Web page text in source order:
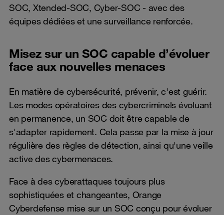
SOC, Xtended-SOC, Cyber-SOC - avec des
équipes dédiées et une surveillance renforcée.
Misez sur un SOC capable d’évoluer
face aux nouvelles menaces
En matière de cybersécurité, prévenir, c'est guérir.
Les modes opératoires des cybercriminels évoluant
en permanence, un SOC doit être capable de
s'adapter rapidement. Cela passe par la mise à jour
régulière des règles de détection, ainsi qu'une veille
active des cybermenaces.
Face à des cyberattaques toujours plus
sophistiquées et changeantes, Orange
Cyberdefense mise sur un SOC conçu pour évoluer